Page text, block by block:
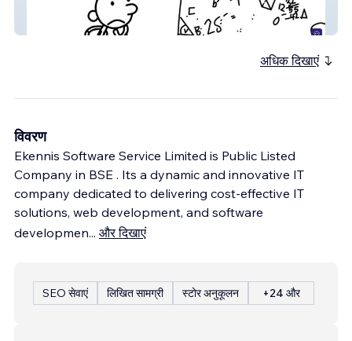
Kahaanibox JP
अधिक दिखाएं
विवरण
Ekennis Software Service Limited is Public Listed
Company in BSE . Its a dynamic and innovative IT
company dedicated to delivering cost-effective IT
solutions, web development, and software
developmen... और दिखाएं
SEO सेवाएं लिखित सामग्री स्टोर अनुकूलन +24 और